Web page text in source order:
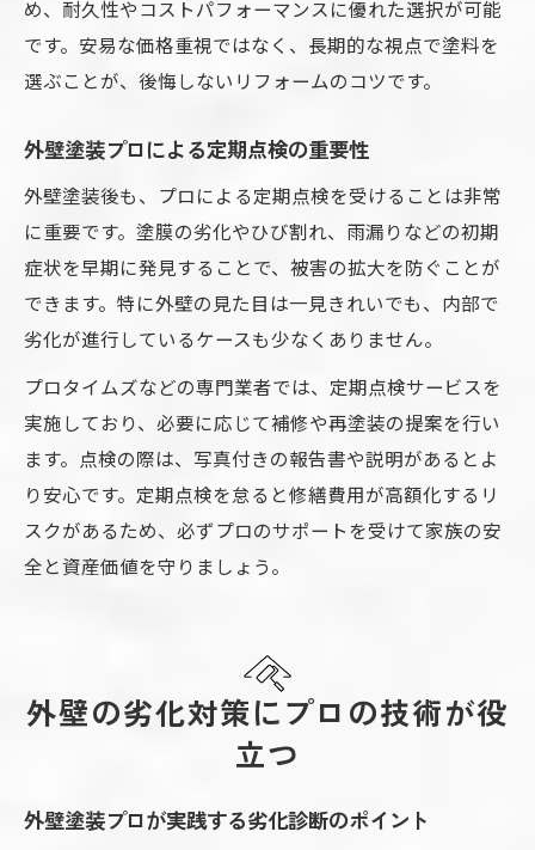
め、耐久性やコストパフォーマンスに優れた選択が可能
です。安易な価格重視ではなく、長期的な視点で塗料を
選ぶことが、後悔しないリフォームのコツです。
外壁塗装プロによる定期点検の重要性
外壁塗装後も、プロによる定期点検を受けることは非常
に重要です。塗膜の劣化やひび割れ、雨漏りなどの初期
症状を早期に発見することで、被害の拡大を防ぐことが
できます。特に外壁の見た目は一見きれいでも、内部で
劣化が進行しているケースも少なくありません。
プロタイムズなどの専門業者では、定期点検サービスを
実施しており、必要に応じて補修や再塗装の提案を行い
ます。点検の際は、写真付きの報告書や説明があるとよ
り安心です。定期点検を怠ると修繕費用が高額化するリ
スクがあるため、必ずプロのサポートを受けて家族の安
全と資産価値を守りましょう。
外壁の劣化対策にプロの技術が役
立つ
外壁塗装プロが実践する劣化診断のポイント